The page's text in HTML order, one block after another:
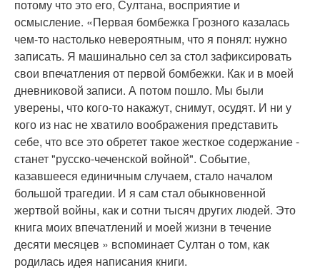
потому что это его, Султана, восприятие и
осмысление. «Первая бомбежка Грозного казалась
чем-то настолько невероятным, что я понял: нужно
записать. Я машинально сел за стол зафиксировать
свои впечатления от первой бомбежки. Как и в моей
дневниковой записи. А потом пошло. Мы были
уверены, что кого-то накажут, снимут, осудят. И ни у
кого из нас не хватило воображения представить
себе, что все это обретет такое жесткое содержание -
станет "русско-чеченской войной". Событие,
казавшееся единичным случаем, стало началом
большой трагедии. И я сам стал обыкновенной
жертвой войны, как и сотни тысяч других людей. Это
книга моих впечатлений и моей жизни в течение
десяти месяцев » вспоминает Султан о том, как
родилась идея написания книги.